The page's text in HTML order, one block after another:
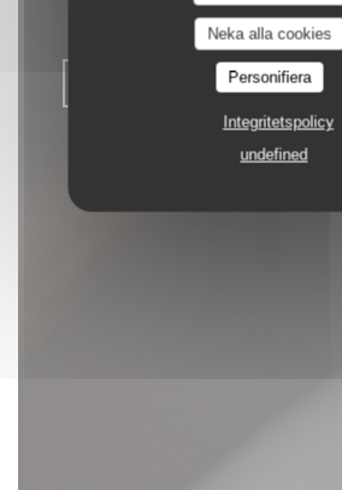
Neka alla cookies
Personifiera
Integritetspolicy
undefined
|BORDEAUX
BOKA ETT BORD